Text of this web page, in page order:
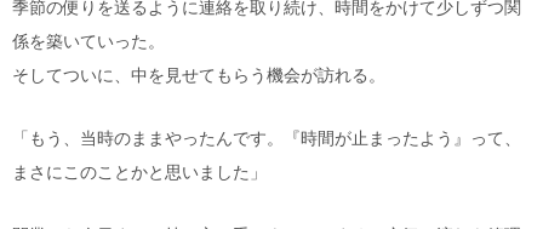
季節の便りを送るように連絡を取り続け、時間をかけて少しずつ関
係を築いていった。
そしてついに、中を見せてもらう機会が訪れる。
「もう、当時のままやったんです。『時間が止まったよう』って、
まさにこのことかと思いました」